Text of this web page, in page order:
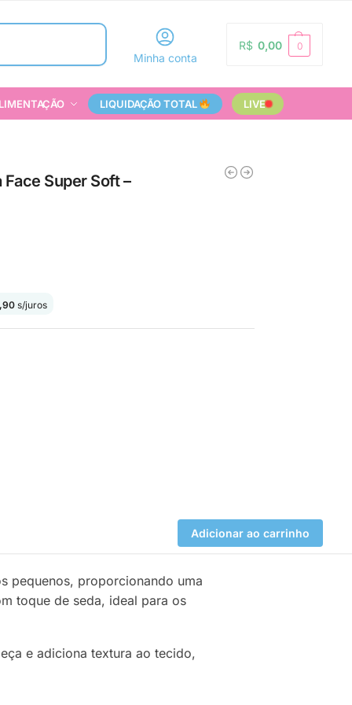
Pesquisar
Minha conta
R$ 0,00 0
LIQUIDAÇÃO TOTAL LIVE
Super Soft –
s/juros
Adicionar ao carrinho
pequenos, proporcionando uma
toque de seda, ideal para os
e adiciona textura ao tecido,